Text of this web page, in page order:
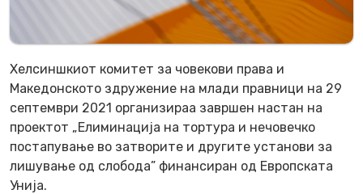
Хелсиншкиот комитет за човекови права и
Македонското здружение на млади правници на 29
септември 2021 организираа завршен настан на
проектот „Елиминација на тортура и нечовечко
постапување во затворите и другите установи за
лишување од слобода” финансиран од Европската
Унија.